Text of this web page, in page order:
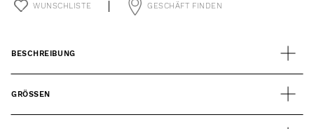
WUNSCHLISTE GESCHÄFT FINDEN
BESCHREIBUNG
GRÖSSEN